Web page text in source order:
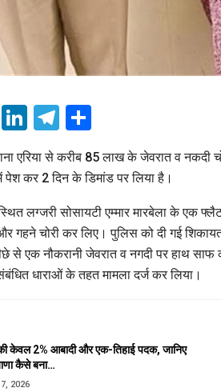
X LinkedIn
Telegram
एरिया से करीब 85 लाख के जेवरात व नकदी
कर 2 दिन के डिमांड पर लिया है।
लग्जरी सोसायटी एम्मार मारबेला के एक
गहने चोरी कर लिए। पुलिस को दी गई
से एक नौकरानी जेवरात व नगदी पर हाथ
धाराओं के तहत मामला दर्ज कर लिया।
केवल 2% आबादी और एक-तिहाई पदक, जानिए
कैसे बना…
2026